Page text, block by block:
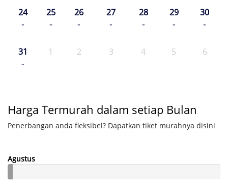
24
-
25
-
26
-
27
-
28
-
29
-
30
-
31
-
1 2 3 4 5 6
Harga Termurah dalam setiap Bulan
Penerbangan anda fleksibel? Dapatkan tiket murahnya disini
Agustus